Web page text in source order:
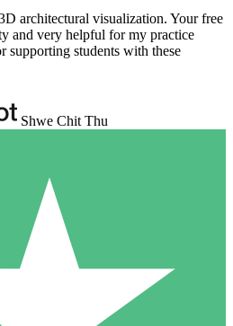
architectural visualization. Your free
and very helpful for my practice
supporting students with these
Shwe Chit Thu